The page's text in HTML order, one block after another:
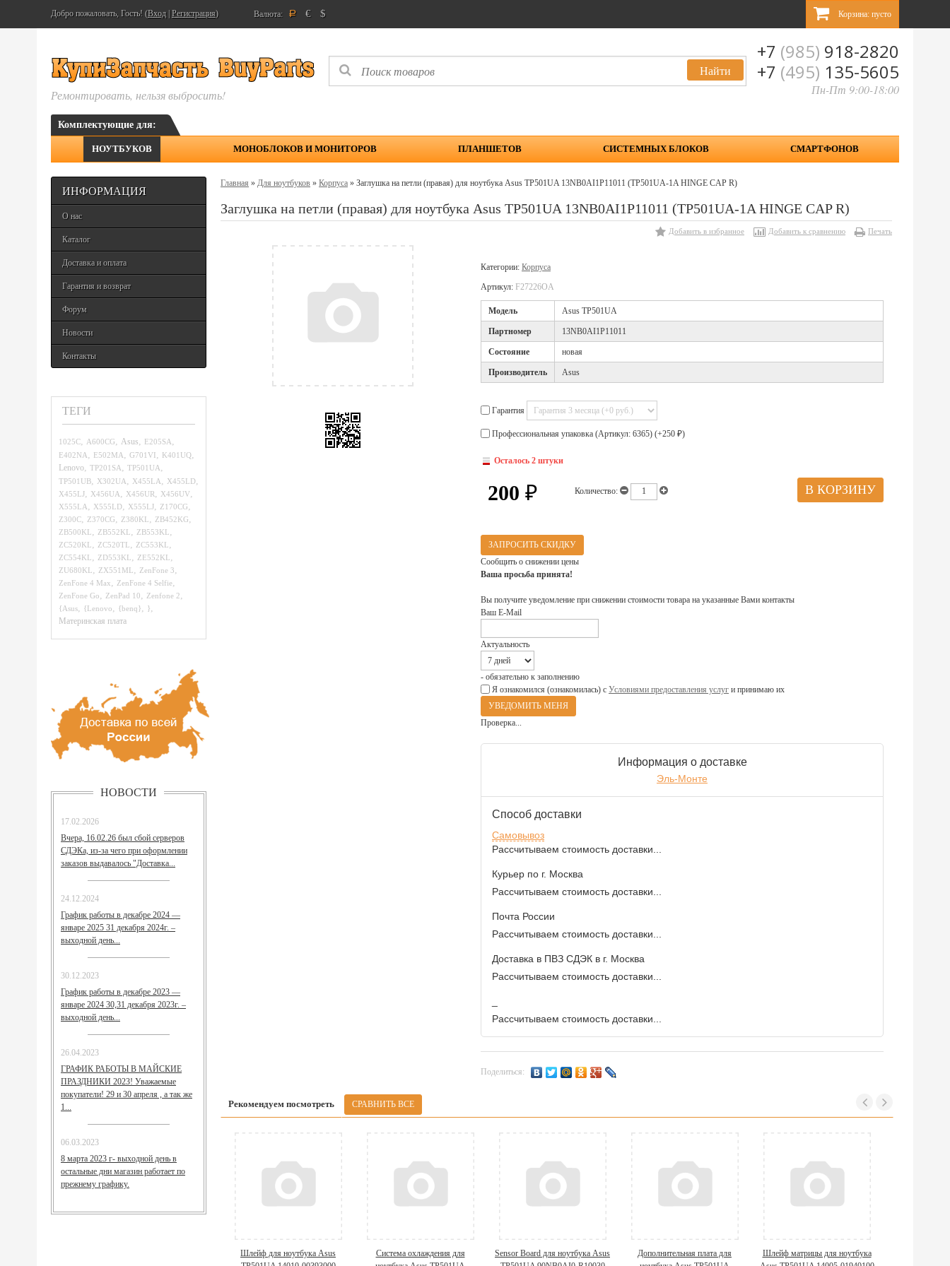
Добро пожаловать, Гость! (Вход Регистрация) Валюта: Р € $ Корзина: пусто
Ремонтировать, нельзя выбросить!
+7 (985) 918-2820
+7 (495) 135-5605
Пн-Пт 9:00-18:00
Комплектующие для:
НОУТБУКОВ МОНОБЛОКОВ И МОНИТОРОВ ПЛАНШЕТОВ СИСТЕМНЫХ БЛОКОВ СМАРТФОНОВ
ИНФОРМАЦИЯ
О нас
Каталог
Доставка и оплата
Гарантия и возврат
Форум
Новости
Контакты
ТЕГИ
1025C, A600CG, Asus, E205SA,
E402NA, E502MA, G701VI, K401UQ,
Lenovo, TP201SA, TP501UA,
TP501UB, X302UA, X455LA, X455LD,
X455LJ, X456UA, X456UR, X456UV,
X555LA, X555LD, X555LJ, Z170CG,
Z300C, Z370CG, Z380KL, ZB452KG,
ZB500KL, ZB552KL, ZB553KL,
ZC520KL, ZC520TL, ZC553KL,
ZC554KL, ZD553KL, ZE552KL,
ZU680KL, ZX551ML, ZenFone 3,
ZenFone 4 Max, ZenFone 4 Selfie,
ZenFone Go, ZenPad 10, Zenfone 2,
{Asus, {Lenovo, {benq}, },
Материнская плата
НОВОСТИ
17.02.2026
Вчера, 16.02.26 был сбой серверов
СДЭКа, из-за чего при оформлении
заказов выдавалось "Доставка...
24.12.2024
График работы в декабре 2024 —
январе 2025 31 декабря 2024г. –
выходной день...
30.12.2023
График работы в декабре 2023 —
январе 2024 30,31 декабря 2023г. –
выходной день...
26.04.2023
ГРАФИК РАБОТЫ В МАЙСКИЕ
ПРАЗДНИКИ 2023! Уважаемые
покупатели! 29 и 30 апреля , а так же
1...
06.03.2023
8 марта 2023 г- выходной день в
остальные дни магазин работает по
прежнему графику.
Главная » Для ноутбуков » Корпуса » Заглушка на петли (правая) для ноутбука Asus TP501UA 13NB0AI1P11011 (TP501UA-1A HINGE CAP R)
Заглушка на петли (правая) для ноутбука Asus TP501UA 13NB0AI1P11011 (TP501UA-1A HINGE CAP R)
Добавить в избранное Добавить к сравнению Печать
Категории: Корпуса
Артикул: F27226OA
Модель Asus TP501UA
Партномер 13NB0AI1P11011
Cостояние новая
Производитель Asus
Гарантия
Профессиональная упаковка (Артикул: 6365) (+250 ₽)
Осталось 2 штуки
200 ₽ Количество:
ЗАПРОСИТЬ СКИДКУ
Сообщить о снижении цены
Ваша просьба принята!
Вы получите уведомление при снижении стоимости товара на указанные Вами контакты
Ваш E-Mail
Актуальность
- обязательно к заполнению
Я ознакомился (ознакомилась) с Условиями предоставления услуг и принимаю их
Проверка...
Информация о доставке
Эль-Монте
Способ доставки
Самовывоз
Рассчитываем стоимость доставки...
Курьер по г. Москва
Рассчитываем стоимость доставки...
Почта России
Рассчитываем стоимость доставки...
Доставка в ПВЗ СДЭК в г. Москва
Рассчитываем стоимость доставки...
Рассчитываем стоимость доставки...
Поделиться:
Рекомендуем посмотреть
Шлейф для ноутбука Asus
Система охлаждения для
Sensor Board для ноутбука Asus
Дополнительная плата для
Шлейф матрицы для ноутбука